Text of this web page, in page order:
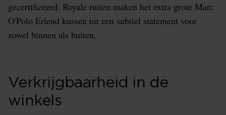
gecertificeerd. Royale ruiten maken het extra grote Marc
O'Polo Erlend kussen tot een subtiel statement voor
zowel binnen als buiten.
Verkrijgbaarheid in de
winkels